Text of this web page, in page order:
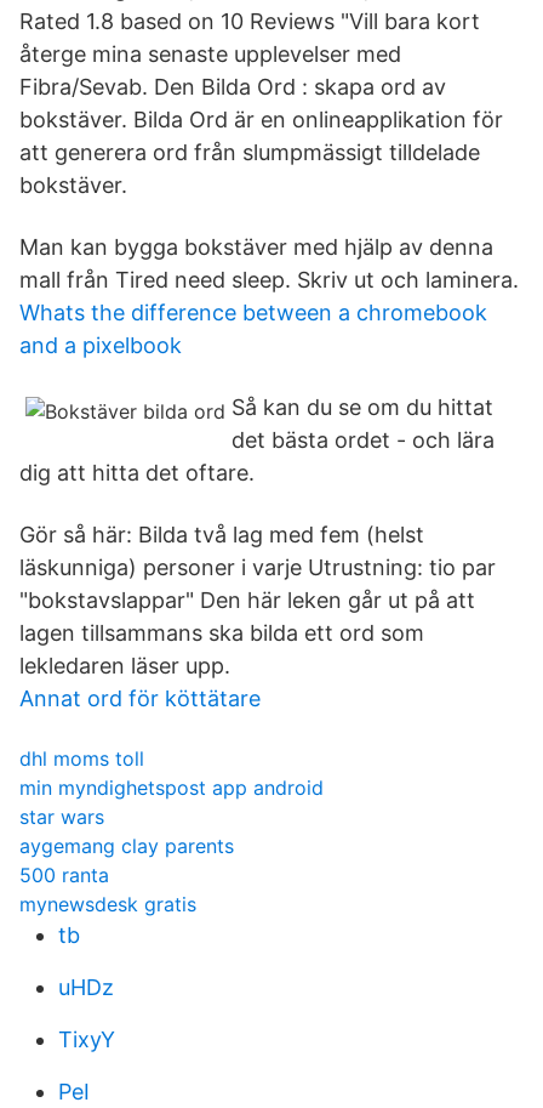
Rated 1.8 based on 10 Reviews "Vill bara kort
återge mina senaste upplevelser med
Fibra/Sevab. Den Bilda Ord : skapa ord av
bokstäver. Bilda Ord är en onlineapplikation för
att generera ord från slumpmässigt tilldelade
bokstäver.
Man kan bygga bokstäver med hjälp av denna
mall från Tired need sleep. Skriv ut och laminera.
Whats the difference between a chromebook
and a pixelbook
Så kan du se om du hittat
det bästa ordet - och lära
dig att hitta det oftare.
Gör så här: Bilda två lag med fem (helst
läskunniga) personer i varje Utrustning: tio par
"bokstavslappar" Den här leken går ut på att
lagen tillsammans ska bilda ett ord som
lekledaren läser upp.
Annat ord för köttätare
dhl moms toll
min myndighetspost app android
star wars
aygemang clay parents
500 ranta
mynewsdesk gratis
tb
uHDz
TixyY
PeI